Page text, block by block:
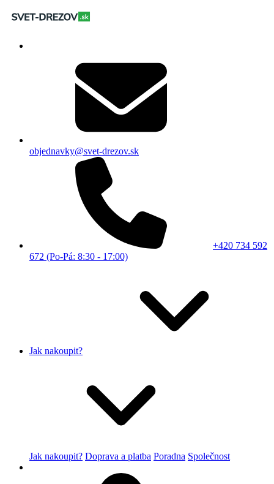
objednavky@svet-drezov.sk
+420 734 592
672 (Po-Pá: 8:30 - 17:00)
Jak nakoupit?
Jak nakoupit? Doprava a platba Poradna Společnost